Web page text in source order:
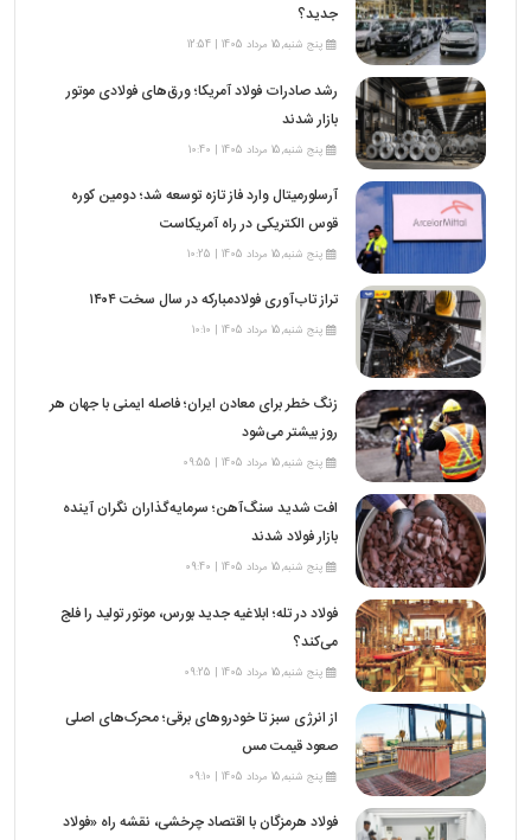
جدید؟
پنج شنبه,15 مرداد 1405 | 12:54
رشد صادرات فولاد آمریکا؛ ورق‌های فولادی موتور
بازار شدند
پنج شنبه,15 مرداد 1405 | 10:40
آرسلورمیتال وارد فاز تازه توسعه شد؛ دومین کوره
قوس الکتریکی در راه آمریکاست
پنج شنبه,15 مرداد 1405 | 10:25
تراز تاب‌آوری فولادمبارکه در سال سخت ۱۴۰۴
پنج شنبه,15 مرداد 1405 | 10:10
زنگ خطر برای معادن ایران؛ فاصله ایمنی با جهان هر
روز بیشتر می‌شود
پنج شنبه,15 مرداد 1405 | 09:55
افت شدید سنگ‌آهن؛ سرمایه‌گذاران نگران آینده
بازار فولاد شدند
پنج شنبه,15 مرداد 1405 | 09:40
فولاد در تله؛ ابلاغیه جدید بورس، موتور تولید را فلج
می‌کند؟
پنج شنبه,15 مرداد 1405 | 09:25
از انرژی سبز تا خودروهای برقی؛ محرک‌های اصلی
صعود قیمت مس
پنج شنبه,15 مرداد 1405 | 09:10
فولاد هرمزگان با اقتصاد چرخشی، نقشه راه «فولاد